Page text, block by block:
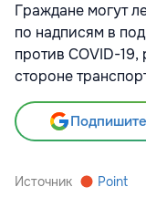
Граждане могут
по надписям в
против COVID-
стороне
Источник Point